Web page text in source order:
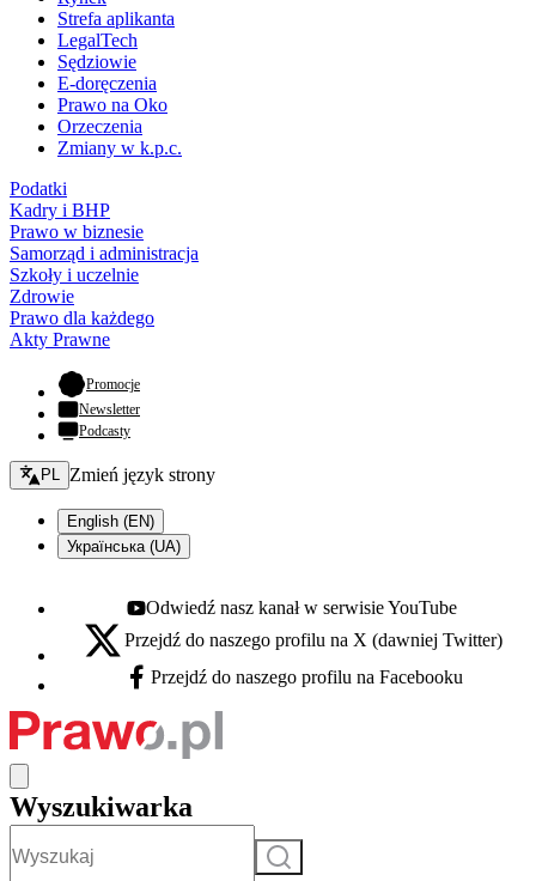
Strefa aplikanta
LegalTech
Sędziowie
E-doręczenia
Prawo na Oko
Orzeczenia
Zmiany w k.p.c.
Podatki
Kadry i BHP
Prawo w biznesie
Samorząd i administracja
Szkoły i uczelnie
Zdrowie
Prawo dla każdego
Akty Prawne
Promocje- otwiera się w nowej karcie
Newsletter
Podcasty
Zmień język - bieżący:
PL Zmień język strony
English (EN)
Українська (UA)
Youtube - otwiera się w nowej karcie
Odwiedź nasz kanał w serwisie YouTube
X - otwiera się w nowej karcie
Przejdź do naszego profilu na X (dawniej Twitter)
Facebook - otwiera się w nowej karcie
Przejdź do naszego profilu na Facebooku
Wyszukiwarka
Szukaj